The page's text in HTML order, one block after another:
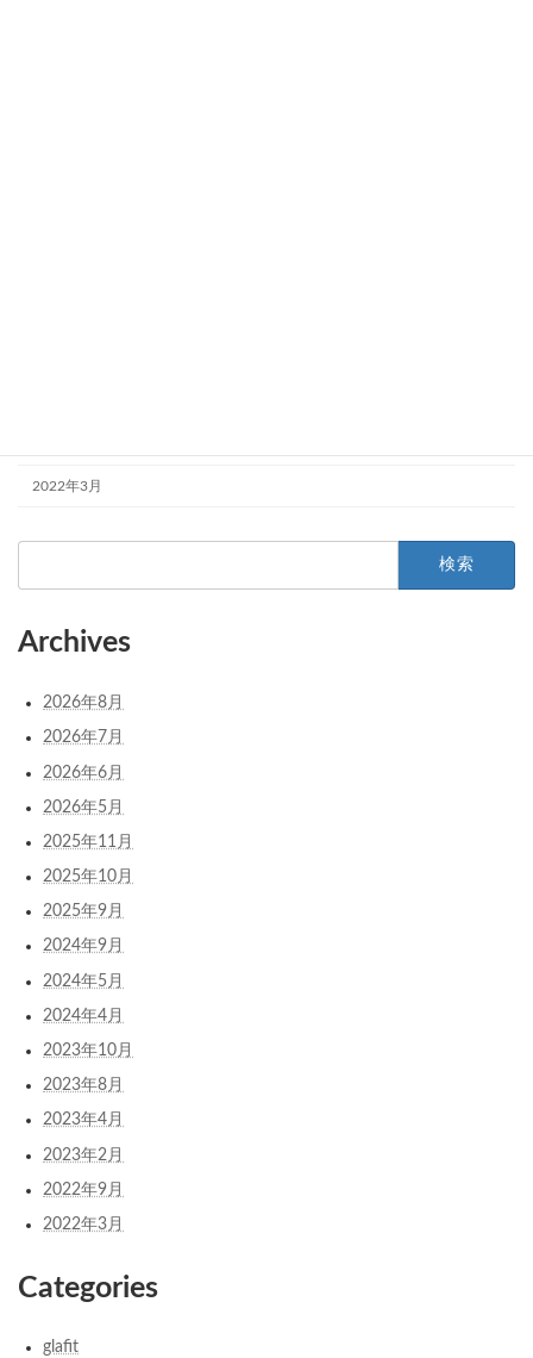
2022年3月
Archives
2026年8月
2026年7月
2026年6月
2026年5月
2025年11月
2025年10月
2025年9月
2024年9月
2024年5月
2024年4月
2023年10月
2023年8月
2023年4月
2023年2月
2022年9月
2022年3月
Categories
glafit